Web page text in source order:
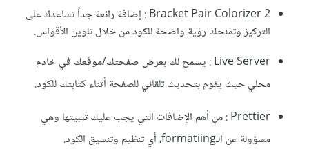
Bracket Pair Colorizer 2 : إضافة رائعة جداً تساعدك على
التركيز وتمنحك رؤية واضحة للكود من خلال تلوين الأقواس.
Live Server : يسمح لك بعرض صفحتك/موقعك في خادم
محلي حيث يقوم بتحديث تلقائي للصفحة أثناء كتابتك للكود.
Prettier : من أهم الإضافات التي يجب عليك تثبيتها وهي
مسؤولة عن الـformatiing، أي تنظيم وتنسيق الكود.